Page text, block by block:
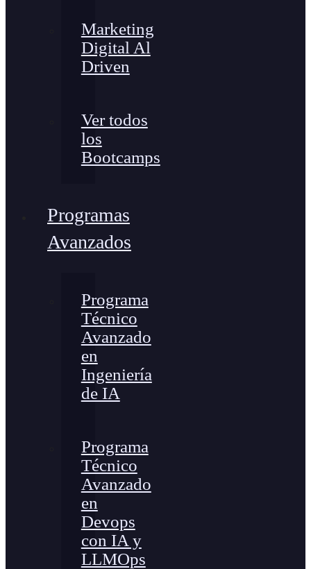
Marketing
Digital Al
Driven
Ver todos
los
Bootcamps
Programas
Avanzados
Programa
Técnico
Avanzado
en
Ingeniería
de IA
Programa
Técnico
Avanzado
en
Devops
con IA y
LLMOps